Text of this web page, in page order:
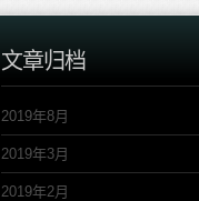
文章归档
2019年8月
2019年3月
2019年2月